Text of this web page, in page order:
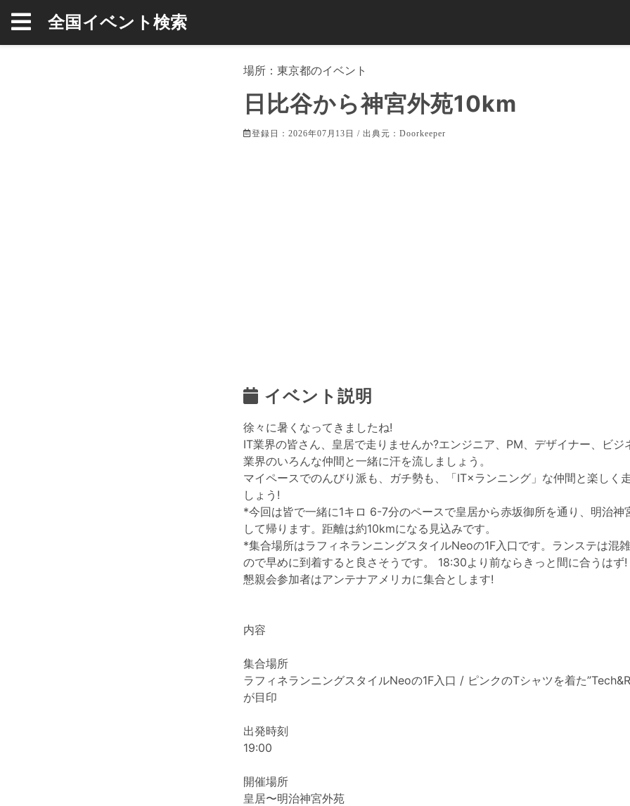
全国イベント検索
場所： 東京都のイベント
日比谷から神宮外苑10km
登録日：2026年07月13日 / 出典元：Doorkeeper
イベント説明
徐々に暑くなってきましたね!
IT業界の皆さん、皇居で走りませんか?エンジニア、PM、デザイナー、ビジ
業界のいろんな仲間と一緒に汗を流しましょう。
マイペースでのんびり派も、ガチ勢も、「IT×ランニング」な仲間と楽しく
しょう!
*今回は皆で一緒に1キロ 6-7分のペースで皇居から赤坂御所を通り、明治神
して帰ります。距離は約10kmになる見込みです。
*集合場所はラフィネランニングスタイルNeoの1F入口です。ランステは混
ので早めに到着すると良さそうです。 18:30より前ならきっと間に合うはず!
懇親会参加者はアンテナアメリカに集合とします!
内容
集合場所
ラフィネランニングスタイルNeoの1F入口 / ピンクのTシャツを着た
が目印
出発時刻
19:00
開催場所
皇居〜明治神宮外苑